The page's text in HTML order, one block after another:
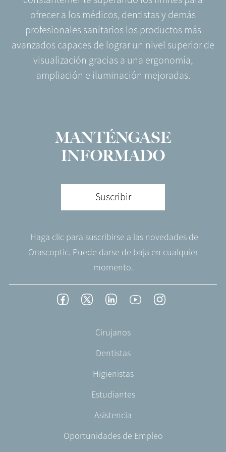
ofrecer a los médicos, dentistas y demás
profesionales sanitarios los productos más
avanzados capaces de lograr un nivel superior de
visualización gracias a una ergonomía,
ampliación e iluminación mejoradas.
MANTÉNGASE
INFORMADO
Suscribir
Haga clic para suscribirse a las novedades de
Orascoptic. Puede darse de baja en cualquier
momento.
FacebookTwitterLinkedInYouTubeInstagram
Cirujanos
Dentistas
Higienistas
Estudiantes
Asistencia
Oportunidades de Empleo